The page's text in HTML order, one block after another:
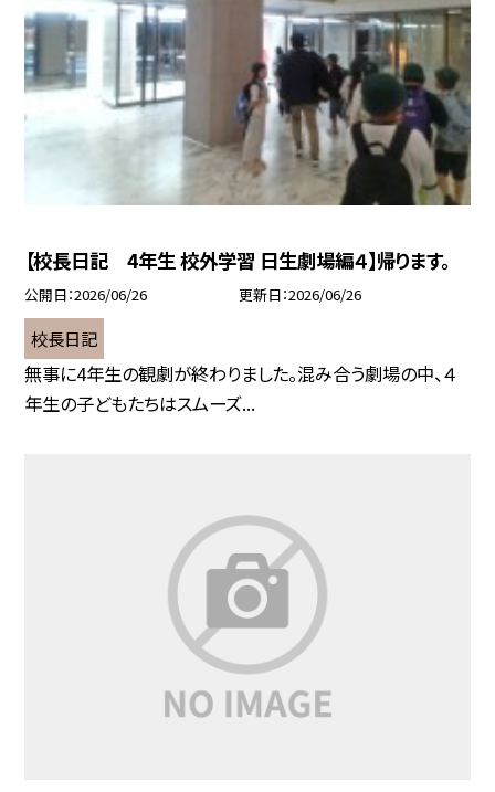
【校長日記 4年生 校外学習 日生劇場編４】帰ります。
公開日 2026/06/26 更新日 2026/06/26
校長日記
無事に4年生の観劇が終わりました。混み合う劇場の中、４
年生の子どもたちはスムーズ...